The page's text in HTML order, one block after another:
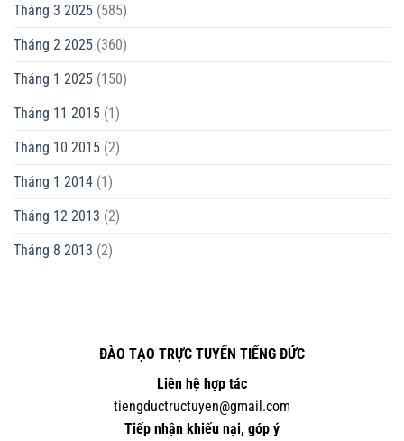
Tháng 3 2025 (585)
Tháng 2 2025 (360)
Tháng 1 2025 (150)
Tháng 11 2015 (1)
Tháng 10 2015 (2)
Tháng 1 2014 (1)
Tháng 12 2013 (2)
Tháng 8 2013 (2)
ĐÀO TẠO TRỰC TUYẾN TIẾNG ĐỨC
Liên hệ hợp tác
tiengductructuyen@gmail.com
Tiếp nhận khiếu nại, góp ý